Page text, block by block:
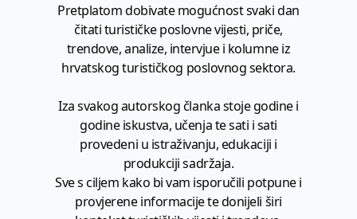
Pretplatom dobivate mogućnost svaki dan
čitati turističke poslovne vijesti, priče,
trendove, analize, intervjue i kolumne iz
hrvatskog turističkog poslovnog sektora.
Iza svakog autorskog članka stoje godine i
godine iskustva, učenja te sati i sati
provedeni u istraživanju, edukaciji i
produkciji sadržaja.
Sve s ciljem kako bi vam isporučili potpune i
provjerene informacije te donijeli širi